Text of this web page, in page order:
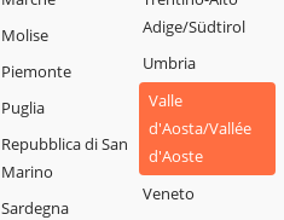
Pollein
Pont-Saint-
Valpelline
Valtournenche
Verrayes
Verrès
Villeneuve
Molise
Piemonte
Puglia
Repubblica di San
Marino
Sardegna
Adige/Südtirol
Umbria
Valle
d'Aosta/Vallée
d'Aoste
Veneto